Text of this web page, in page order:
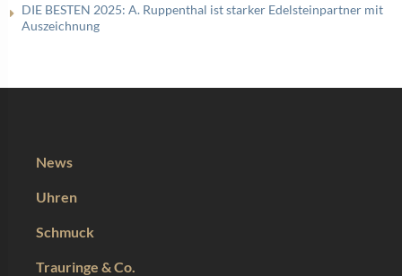
DIE BESTEN 2025: A. Ruppenthal ist starker Edelsteinpartner mit
Auszeichnung
News
Uhren
Schmuck
Trauringe & Co.